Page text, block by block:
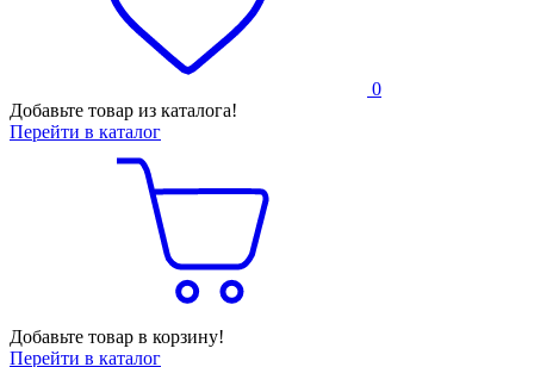
0
Добавьте товар из каталога!
Перейти в каталог
Добавьте товар в корзину!
Перейти в каталог